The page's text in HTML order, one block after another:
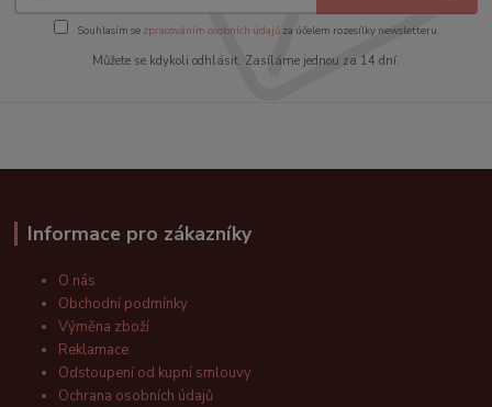
Souhlasím se zpracováním osobních údajůza účelem rozesílky newsletteru.
Můžete se kdykoli odhlásit. Zasíláme jednou za 14 dní.
Informace pro zákazníky
O nás
Obchodní podmínky
Výměna zboží
Reklamace
Odstoupení od kupní smlouvy
Ochrana osobních údajů